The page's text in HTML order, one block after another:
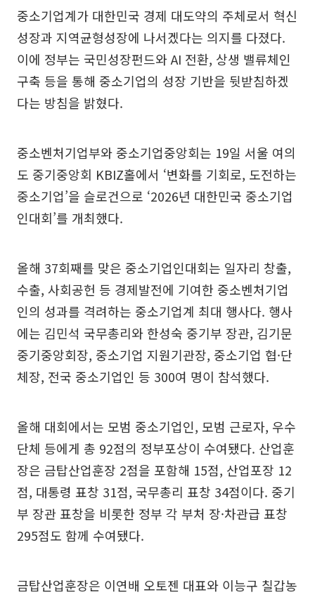
중소기업계가 대한민국 경제 대도약의 주체로서 혁신
성장과 지역균형성장에 나서겠다는 의지를 다졌다.
이에 정부는 국민성장펀드와 AI 전환, 상생 밸류체인
구축 등을 통해 중소기업의 성장 기반을 뒷받침하겠
다는 방침을 밝혔다.
중소벤처기업부와 중소기업중앙회는 19일 서울 여의
도 중기중앙회 KBIZ홀에서 ‘변화를 기회로, 도전하는
중소기업’을 슬로건으로 ‘2026년 대한민국 중소기업
인대회’를 개최했다.
올해 37회째를 맞은 중소기업인대회는 일자리 창출,
수출, 사회공헌 등 경제발전에 기여한 중소벤처기업
인의 성과를 격려하는 중소기업계 최대 행사다. 행사
에는 김민석 국무총리와 한성숙 중기부 장관, 김기문
중기중앙회장, 중소기업 지원기관장, 중소기업 협·단
체장, 전국 중소기업인 등 300여 명이 참석했다.
올해 대회에서는 모범 중소기업인, 모범 근로자, 우수
단체 등에게 총 92점의 정부포상이 수여됐다. 산업훈
장은 금탑산업훈장 2점을 포함해 15점, 산업포장 12
점, 대통령 표창 31점, 국무총리 표창 34점이다. 중기
부 장관 표창을 비롯한 정부 각 부처 장·차관급 표창
295점도 함께 수여됐다.
금탑산업훈장은 이연배 오토젠 대표와 이능구 칠갑농